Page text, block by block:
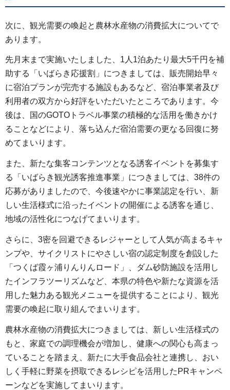
次に、観光需要の喚起と農林水産物の消費拡大についてで
あります。
先月末まで実施いたしました、1人1泊あたり最大5千円を補
助する「いばらき応援割」につきましては、販売開始早々
に宿泊プランが完売する施設もあるなど、宿泊事業者及び
利用者の双方から好評をいただいたところであります。今
後は、国のGOTOトラベル事業の積極的な活用を働きかけ
ることなどにより、落ち込んだ宿泊需要の更なる回復に努
めてまいります。
また、新たな集客コンテンツとなる誘客イベントを募集す
る「いばらき観光誘客推進事業」につきましては、38件の
応募がありましたので、今後速やかに事業認定を行い、新
しい生活様式に沿ったイベントの開催による誘客を通じ、
地域の活性化につなげてまいります。
さらに、3密を回避できるレジャーとして人気が高まるキャ
ンプや、サイクリストにやさしい宿の認定制度を創設した
「つくば霞ヶ浦りんりんロード」、ダム砂防施設を活用し
たインフラツーリズムなど、本県の特色や新たな資源を活
用した魅力ある観光メニューを提供することにより、観光
需要の喚起に取り組んでまいります。
農林水産物の消費拡大につきましては、新しい生活様式の
もと、家庭での調理機会が増加し、健康への関心も高まっ
ていることを踏まえ、新たに大手食品会社と連携し、おい
しく手軽に野菜を摂取できるレシピを活用したPRキャンペ
ーンなどを実施してまいります。